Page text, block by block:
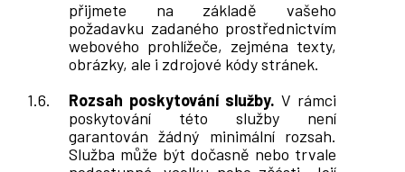
přijmete na základě vašeho
požadavku zadaného prostřednictvím
webového prohlížeče, zejména texty,
obrázky, ale i zdrojové kódy stránek.
Rozsah poskytování služby. V rámci
poskytování této služby není
garantován žádný minimální rozsah.
Služba může být dočasně nebo trvale